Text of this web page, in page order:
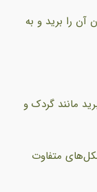
آن را برید و به
مانند گردک و
متفاوت